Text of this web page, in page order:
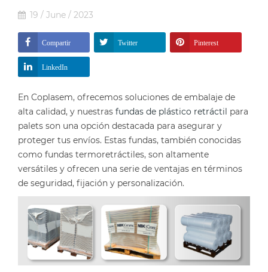
19 / June / 2023
Compartir Twitter Pinterest
LinkedIn
En Coplasem, ofrecemos soluciones de embalaje de
alta calidad, y nuestras fundas de plástico retráctil para
palets son una opción destacada para asegurar y
proteger tus envíos. Estas fundas, también conocidas
como fundas termoretráctiles, son altamente
versátiles y ofrecen una serie de ventajas en términos
de seguridad, fijación y personalización.